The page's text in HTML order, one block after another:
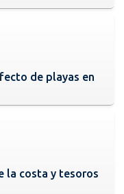
de playas en
la costa y tesoros